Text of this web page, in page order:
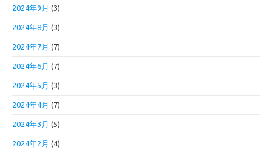
2024年9月 (3)
2024年8月 (3)
2024年7月 (7)
2024年6月 (7)
2024年5月 (3)
2024年4月 (7)
2024年3月 (5)
2024年2月 (4)